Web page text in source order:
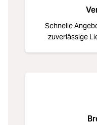
Schnelle
zuverlässige